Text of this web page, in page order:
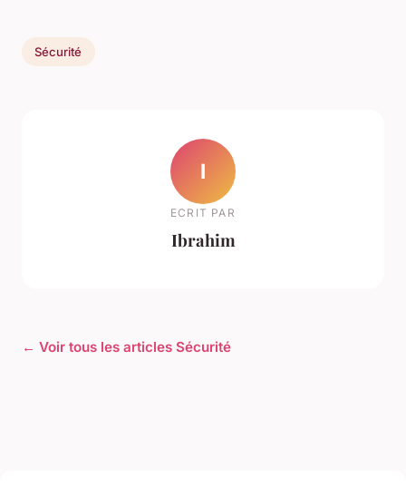
Sécurité
I
ECRIT PAR
Ibrahim
← Voir tous les articles Sécurité